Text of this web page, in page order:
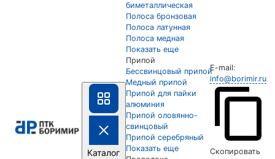
Каталог
биметаллическая
Полоса бронзовая
Полоса латунная
Полоса медная
Показать еще
Припой
Бессвинцовый припой
Медный припой
Припой для пайки
алюминия
Припой оловянно-
свинцовый
Припой серебряный
Показать еще
E-mail:
info@borimir.ru
Скопировать